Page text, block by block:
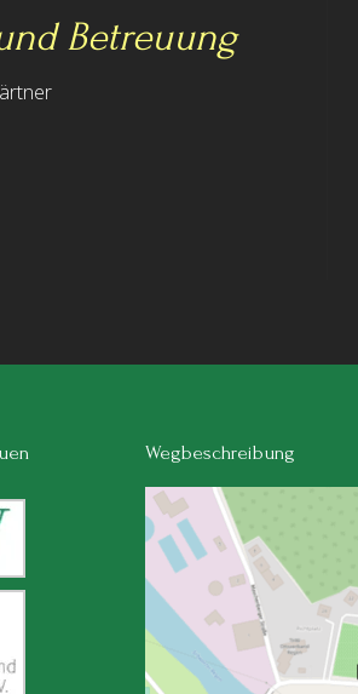
Betreuung
Wegbeschreibung